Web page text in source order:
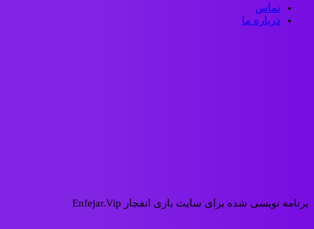
تماس
درباره ما
برنامه نویسی شده برای سایت بازی انفجار Enfejar.Vip